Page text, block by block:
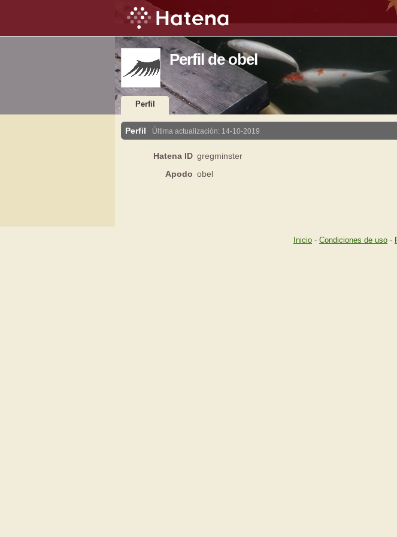
Perfil de obel
Perfil
Perfil Última actualización: 14-10-2019
Hatena ID gregminster
Apodo obel
Inicio - Condiciones de uso -